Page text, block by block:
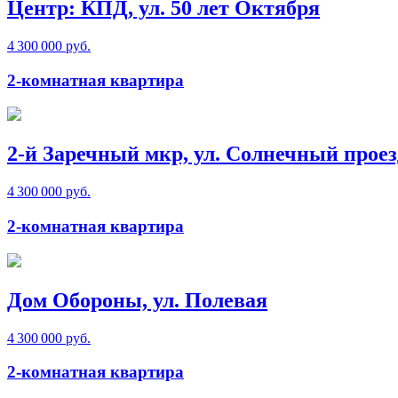
Центр: КПД, ул. 50 лет Октября
4 300 000 руб.
2-комнатная квартира
2-й Заречный мкр, ул. Солнечный
4 300 000 руб.
2-комнатная квартира
Дом Обороны, ул. Полевая
4 300 000 руб.
2-комнатная квартира